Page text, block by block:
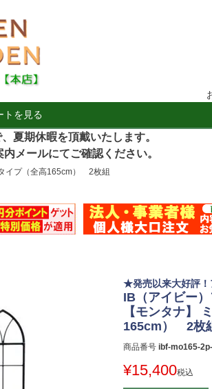
トを見る
検索
夏期休暇を頂戴いたします。
ールにてご確認ください。
イプ（全高165cm） 2枚組
★発売以来大好評
IB（アイビー
【モンタナ】
165cm） 2枚
商品番号 ibf-mo165-
¥15,400税込